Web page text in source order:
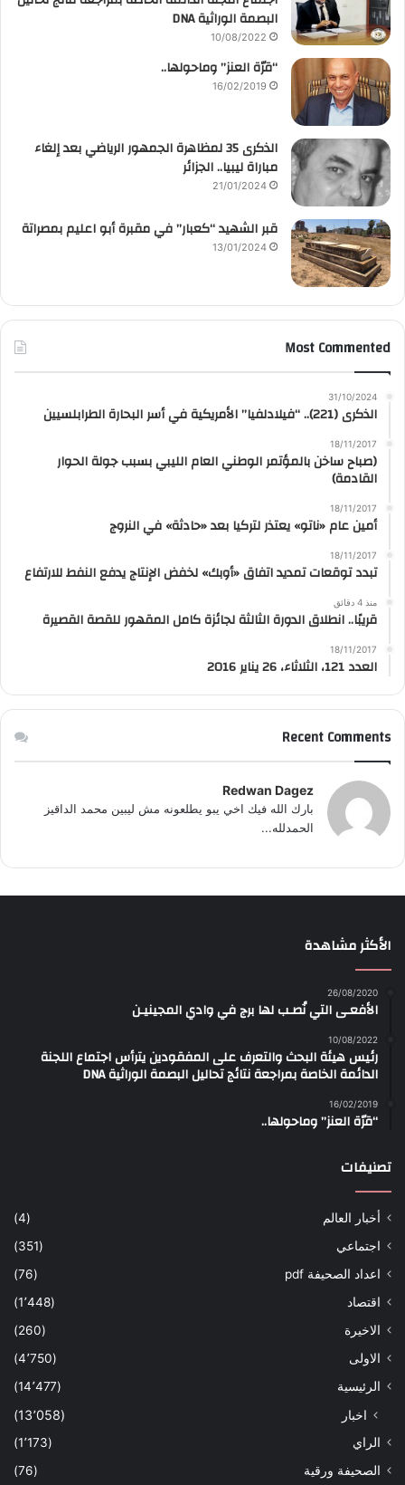
البصمة الوراثية DNA
10/08/2022
“قرّة العنز” وماحولها..
16/02/2019
الذكرى 35 لمظاهرة الجمهور الرياضي بعد إلغاء
مباراة ليبيا.. الجزائر
21/01/2024
قبر الشهيد “كعبار” في مقبرة أبو اعليم بمصراتة
13/01/2024
Most Commented
31/10/2024
الذكرى (221).. “فيلادلفيا” الأمريكية في أسر البحارة الطرابلسيين
18/11/2017
(صباح ساخن بالمؤتمر الوطني العام الليبي بسبب جولة الحوار
القادمة)
18/11/2017
أمين عام «ناتو» يعتذر لتركيا بعد «حادثة» في النروج
18/11/2017
تبدد توقعات تمديد اتفاق «أوبك» لخفض الإنتاج يدفع النفط للارتفاع
منذ 4 دقائق
قريبًا.. انطلاق الدورة الثالثة لجائزة كامل المقهور للقصة القصيرة
18/11/2017
العدد 121، الثلاثاء، 26 يناير 2016
Recent Comments
Redwan Dagez
بارك الله فيك اخي يبو يطلعونه مش ليبين محمد الداقيز
الحمدلله...
الأكثر مشاهدة
26/08/2020
الأفعـى التي نُصـب لها برج في وادي المجينيـن
10/08/2022
رئيس هيئة البحث والتعرف على المفقودين يترأس اجتماع اللجنة
الدائمة الخاصة بمراجعة نتائج تحاليل البصمة الوراثية DNA
16/02/2019
“قرّة العنز” وماحولها..
تصنيفات
أخبار العالم
(4)
اجتماعي
(351)
اعداد الصحيفة pdf
(76)
اقتصاد
(1٬448)
الاخيرة
(260)
الاولى
(4٬750)
الرئيسية
(14٬477)
اخبار (13٬058)
الراي
(1٬173)
الصحيفة ورقية
(76)